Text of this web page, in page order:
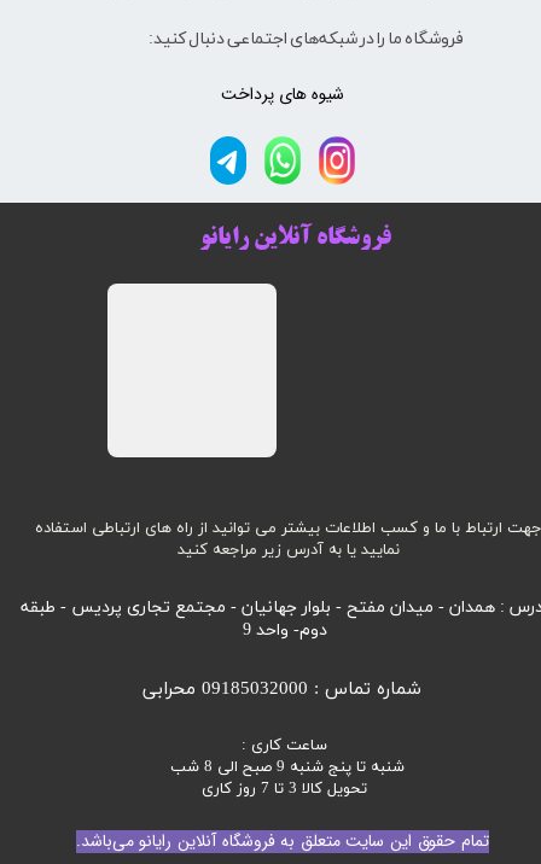
تمام حقوق این سایت متعلق به فروشگاه آنلاین رایانو می‌باشد.
جهت ارتباط با ما و کسب اطلاعات بیشتر می توانید از راه های ارتباطی استفاده
نمایید یا به آدرس زیر مراجعه کنید
: همدان - میدان مفتح - بلوار جهانیان - مجتمع تجاری پردیس - طبقه
دوم- واحد 9
ساعت کاری :
شنبه تا پنج شنبه 9 صبح الی 8 شب
تحویل کالا 3 تا 7 روز کاری
شماره تماس : 09185032000 محرابی
فروشگاه آنلاین رایانو
فروشگاه ما را در شبکه‌های اجتماعی دنبال کنید:
شیوه های پرداخت